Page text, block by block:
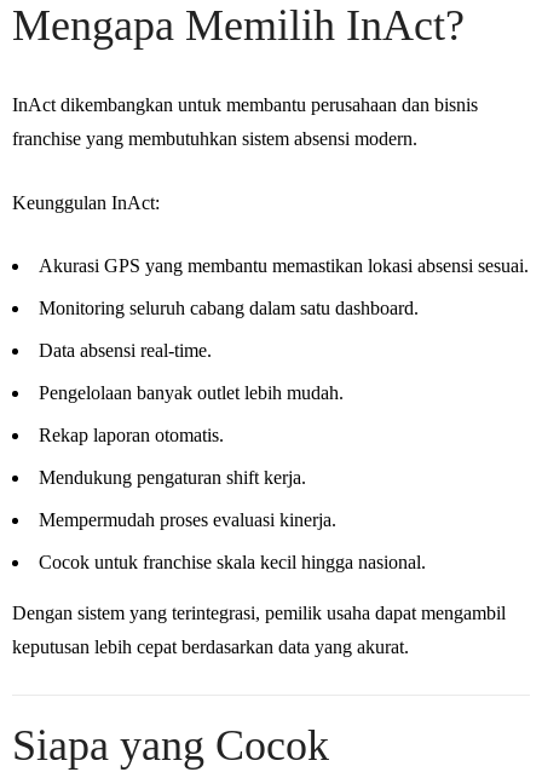
Mengapa Memilih InAct?
InAct dikembangkan untuk membantu perusahaan dan bisnis
franchise yang membutuhkan sistem absensi modern.
Keunggulan InAct:
Akurasi GPS yang membantu memastikan lokasi absensi sesuai.
Monitoring seluruh cabang dalam satu dashboard.
Data absensi real-time.
Pengelolaan banyak outlet lebih mudah.
Rekap laporan otomatis.
Mendukung pengaturan shift kerja.
Mempermudah proses evaluasi kinerja.
Cocok untuk franchise skala kecil hingga nasional.
Dengan sistem yang terintegrasi, pemilik usaha dapat mengambil
keputusan lebih cepat berdasarkan data yang akurat.
Siapa yang Cocok